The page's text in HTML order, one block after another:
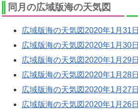
同月の広域版海の天気図
広域版海の天気図2020年1月31日
広域版海の天気図2020年1月30日
広域版海の天気図2020年1月29日
広域版海の天気図2020年1月28日
広域版海の天気図2020年1月27日
広域版海の天気図2020年1月26日